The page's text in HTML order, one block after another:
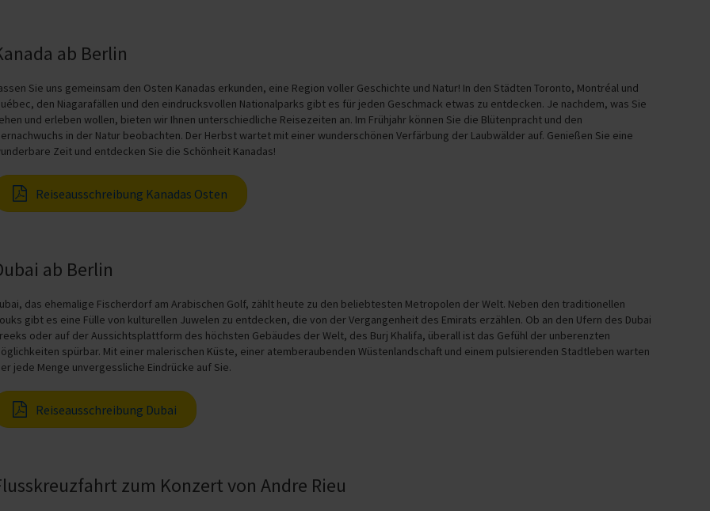
ab Berlin
Sie uns gemeinsam den Osten Kanadas erkunden, eine Region voller Geschichte und Natur! In den Städten Toronto, Montréal und
den Niagarafällen und den eindrucksvollen Nationalparks gibt es für jeden Geschmack etwas zu entdecken. Je nachdem, was Sie
und erleben wollen, bieten wir Ihnen unterschiedliche Reisezeiten an. Im Frühjahr können Sie die Blütenpracht und den
in der Natur beobachten. Der Herbst wartet mit einer wunderschönen Verfärbung der Laubwälder auf. Genießen Sie eine
Zeit und entdecken Sie die Schönheit Kanadas!
Reiseausschreibung Kanadas Osten
ab Berlin
das ehemalige Fischerdorf am Arabischen Golf, zählt heute zu den beliebtesten Metropolen der Welt. Neben den traditionellen
gibt es eine Fülle von kulturellen Juwelen zu entdecken, die von der Vergangenheit des Emirats erzählen. Ob an den Ufern des Dubai
oder auf der Aussichtsplattform des höchsten Gebäudes der Welt, des Burj Khalifa, überall ist das Gefühl der unberenzten
spürbar. Mit einer malerischen Küste, einer atemberaubenden Wüstenlandschaft und einem pulsierenden Stadtleben warten
jede Menge unvergessliche Eindrücke auf Sie.
Reiseausschreibung Dubai
zum Konzert von Andre Rieu